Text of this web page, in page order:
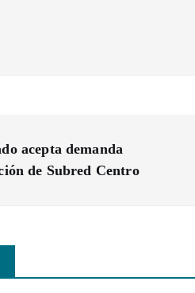
acepta demanda
de Subred Centro